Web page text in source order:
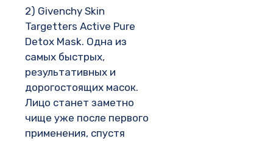
2) Givenchy Skin
Targetters Active Pure
Detox Mask. Одна из
самых быстрых,
результативных и
дорогостоящих масок.
Лицо станет заметно
чище уже после первого
применения, спустя